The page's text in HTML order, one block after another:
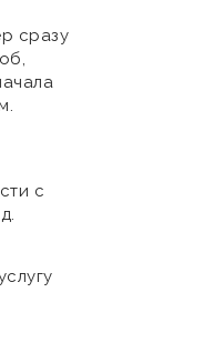
сразу
с